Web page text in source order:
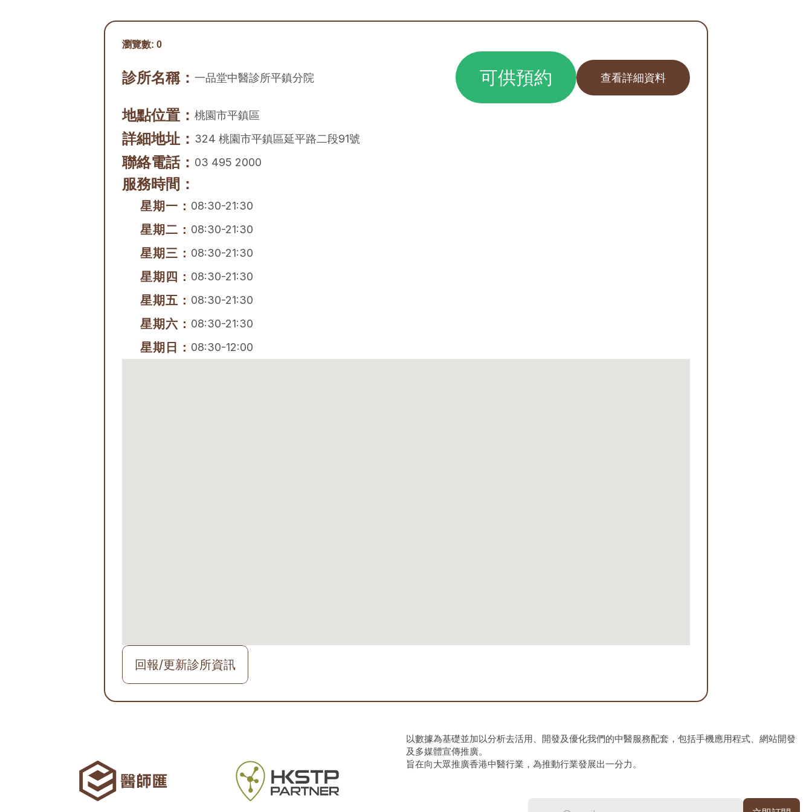
瀏覽數: 0
診所名稱： 一品堂中醫診所平鎮分院 可供預約 查看詳細資料
地點位置： 桃園市平鎮區
詳細地址： 324 桃園市平鎮區延平路二段91號
聯絡電話： 03 495 2000
服務時間：
星期一： 08:30-21:30
星期二： 08:30-21:30
星期三： 08:30-21:30
星期四： 08:30-21:30
星期五： 08:30-21:30
星期六： 08:30-21:30
星期日： 08:30-12:00
回報/更新診所資訊
以數據為基礎並加以分析去活用、開發及優化我們的中醫服務配套，包括手機應用程式、網站開發
及多媒體宣傳推廣。
旨在向大眾推廣香港中醫行業，為推動行業發展出一分力。